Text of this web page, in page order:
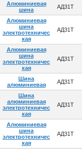
Алюминиевая
шина
АД31Т
Алюминиевая
шина
электротехничес
кая
АД31Т
Алюминиевая
шина
электротехничес
кая
АД31Т
Шина
алюминиевая
АД31Т
Шина
алюминиевая
электротехничес
кая
АД31Т
Алюминиевая
шина
электротехничес
кая
АД31Т